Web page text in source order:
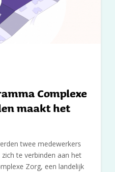
Complexe
maakt het
twee medewerkers
te verbinden aan het
Zorg, een landelijk